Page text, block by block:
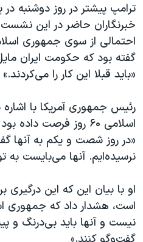
ترامپ پیشتر در روز دوشنبه
خبرنگاران حاضر در این نشست
احتمالی از سوی جمهوری
گفته بود که حکومت ایران
«باید قبلا این کار را می‌کردند.»
رئیس جمهوری آمریکا با
اسلامی ۶۰ روز فرصت
«در روز شصت و یکم به آنها
نرسیده‌ایم. آنها می‌بایست به
او با بیان این که این
است، هشدار داد که جمهوری
نیست و آنها باید بی‌درنگ و